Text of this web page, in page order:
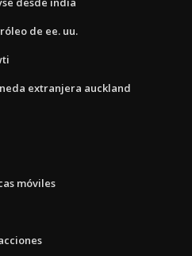
de ee. uu.
extranjera auckland
móviles